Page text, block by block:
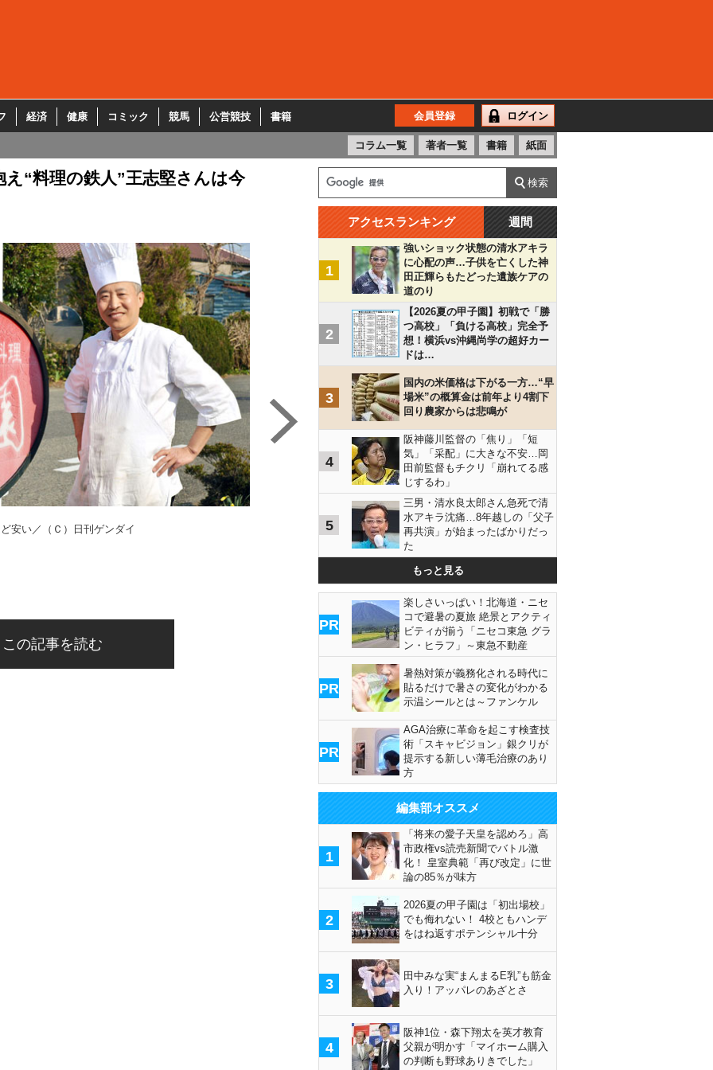
経済 健康 コミック 競馬 公営競技 書籍 会員登録 ログイン
コラム一覧 著者一覧 書籍 紙面
“料理の鉄人”王志堅さんは今
安い／（Ｃ）日刊ゲンダイ
この記事を読む
アクセスランキング 週間
1
強いショック状態の清水アキラ
に心配の声…子供を亡くした神
田正輝らもたどった遺族ケアの
道のり
2
【2026夏の甲子園】初戦で「勝
つ高校」「負ける高校」完全予
想！横浜vs沖縄尚学の超好カー
ドは…
3
国内の米価格は下がる一方…“早
場米”の概算金は前年より4割下
回り農家からは悲鳴が
4
阪神藤川監督の「焦り」「短
気」「采配」に大きな不安…岡
田前監督もチクリ「崩れてる感
じするわ」
5
三男・清水良太郎さん急死で清
水アキラ沈痛…8年越しの「父子
再共演」が始まったばかりだっ
た
もっと見る
PR
楽しさいっぱい！北海道・ニセ
コで避暑の夏旅 絶景とアクティ
ビティが揃う「ニセコ東急 グラ
ン・ヒラフ」～東急不動産
PR
暑熱対策が義務化される時代に
貼るだけで暑さの変化がわかる
示温シールとは～ファンケル
PR
AGA治療に革命を起こす検査技
術「スキャビジョン」銀クリが
提示する新しい薄毛治療のあり
方
編集部オススメ
1
「将来の愛子天皇を認めろ」高
市政権vs読売新聞でバトル激
化！ 皇室典範「再び改定」に世
論の85％が味方
2
2026夏の甲子園は「初出場校」
でも侮れない！ 4校ともハンデ
をはね返すポテンシャル十分
3
田中みな実“まんまるE乳”も筋金
入り！アッパレのあざとさ
4
阪神1位・森下翔太を英才教育
父親が明かす「マイホーム購入
の判断も野球ありきでした」